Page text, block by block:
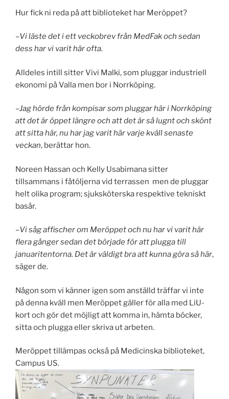
Hur fick ni reda på att biblioteket har Meröppet?
–Vi läste det i ett veckobrev från MedFak och sedan
dess har vi varit här ofta.
Alldeles intill sitter Vivi Malki, som pluggar industriell
ekonomi på Valla men bor i Norrköping.
–Jag hörde från kompisar som pluggar här i Norrköping
att det är öppet längre och att det är så lugnt och skönt
att sitta här, nu har jag varit här varje kväll senaste
veckan, berättar hon.
Noreen Hassan och Kelly Usabimana sitter
tillsammans i fåtöljerna vid terrassen men de pluggar
helt olika program; sjuksköterska respektive tekniskt
basår.
–Vi såg affischer om Meröppet och nu har vi varit här
flera gånger sedan det började för att plugga till
januaritentorna. Det är väldigt bra att kunna göra så här,
säger de.
Någon som vi känner igen som anställd träffar vi inte
på denna kväll men Meröppet gäller för alla med LiU-
kort och gör det möjligt att komma in, hämta böcker,
sitta och plugga eller skriva ut arbeten.
Meröppet tillämpas också på Medicinska biblioteket,
Campus US.